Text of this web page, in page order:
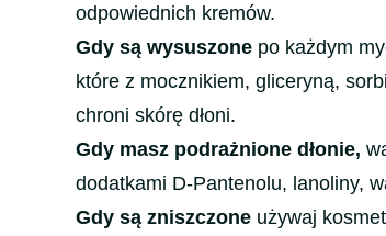
odpowiednich kremów.
Gdy są wysuszone po każdym
które z mocznikiem, gliceryną,
chroni skórę dłoni.
Gdy masz podrażnione dłonie,
dodatkami D-Pantenolu, lanoliny,
Gdy są zniszczone używaj